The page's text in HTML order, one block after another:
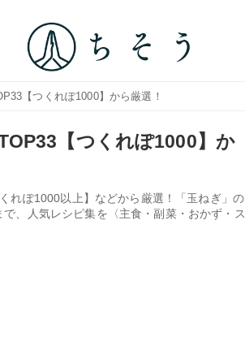
【つくれぽ1000】から厳選！
【つくれぽ1000】か
れぽ1000以上】などから厳選！「玉ねぎ」の
、人気レシピ集を〈主食・副菜・おかず・ス